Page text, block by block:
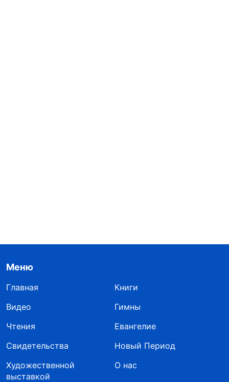
Меню
Главная
Книги
Видео
Гимны
Чтения
Евангелие
Свидетельства
Новый Период
Художественной
выставкой
О нас